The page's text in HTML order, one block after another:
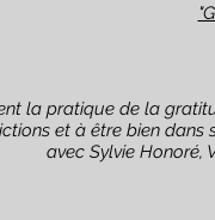
la pratique de la
et à être bien dans
avec Sylvie Honoré,